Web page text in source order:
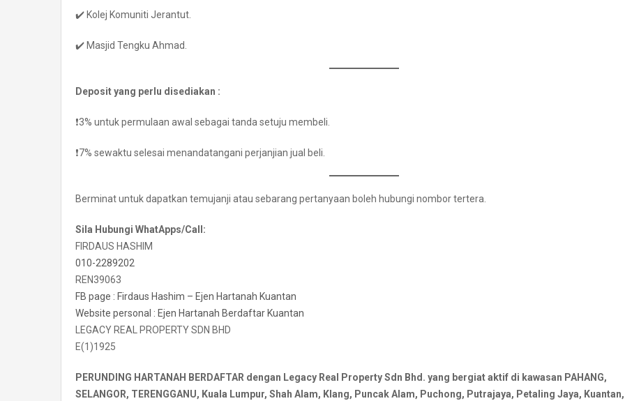
✔️ Kolej Komuniti Jerantut.
✔️ Masjid Tengku Ahmad.
Deposit yang perlu disediakan :
❗️3% untuk permulaan awal sebagai tanda setuju membeli.
❗️7% sewaktu selesai menandatangani perjanjian jual beli.
Berminat untuk dapatkan temujanji atau sebarang pertanyaan boleh hubungi nombor tertera.
Sila Hubungi WhatApps/Call:
FIRDAUS HASHIM
010-2289202
REN39063
FB page : Firdaus Hashim – Ejen Hartanah Kuantan
Website personal : Ejen Hartanah Berdaftar Kuantan
LEGACY REAL PROPERTY SDN BHD
E(1)1925
PERUNDING HARTANAH BERDAFTAR dengan Legacy Real Property Sdn Bhd. yang bergiat aktif di kawasan PAHANG,
SELANGOR, TERENGGANU, Kuala Lumpur, Shah Alam, Klang, Puncak Alam, Puchong, Putrajaya, Petaling Jaya, Kuantan,